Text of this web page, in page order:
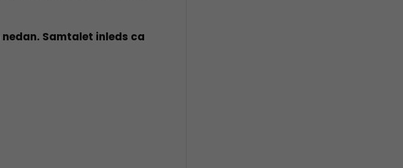
Samtalet inleds ca